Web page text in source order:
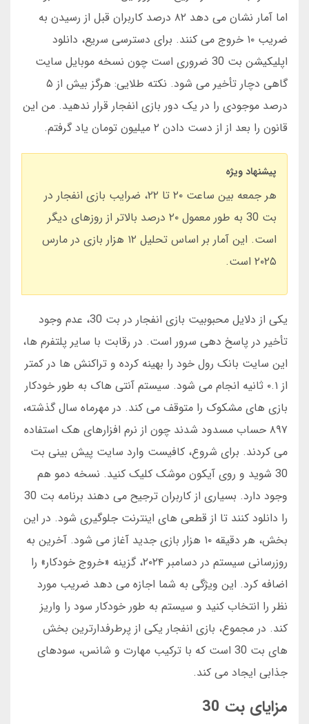
اما آمار نشان می دهد ۸۲ درصد کاربران قبل از رسیدن به
ضریب ۱۰ خروج می کنند. برای دسترسی سریع، دانلود
اپلیکیشن بت 30 ضروری است چون نسخه موبایل سایت
گاهی دچار تأخیر می شود. نکته طلایی: هرگز بیش از ۵
درصد موجودی را در یک دور بازی انفجار قرار ندهید. من این
قانون را بعد از از دست دادن ۲ میلیون تومان یاد گرفتم.
پیشنهاد ویژه
هر جمعه بین ساعت ۲۰ تا ۲۲، ضرایب بازی انفجار در
بت 30 به طور معمول ۲۰ درصد بالاتر از روزهای دیگر
است. این آمار بر اساس تحلیل ۱۲ هزار بازی در مارس
۲۰۲۵ است.
یکی از دلایل محبوبیت بازی انفجار در بت 30، عدم وجود
تأخیر در پاسخ دهی سرور است. در رقابت با سایر پلتفرم ها،
این سایت بانک رول خود را بهینه کرده و تراکنش ها در کمتر
از ۰.۱ ثانیه انجام می شود. سیستم آنتی هاک به طور خودکار
بازی های مشکوک را متوقف می کند. در مهرماه سال گذشته،
۸۹۷ حساب مسدود شدند چون از نرم افزارهای هک استفاده
می کردند. برای شروع، کافیست وارد سایت پیش بینی بت
30 شوید و روی آیکون موشک کلیک کنید. نسخه دمو هم
وجود دارد. بسیاری از کاربران ترجیح می دهند برنامه بت 30
را دانلود کنند تا از قطعی های اینترنت جلوگیری شود. در این
بخش، هر دقیقه ۱۰ هزار بازی جدید آغاز می شود. آخرین به
روزرسانی سیستم در دسامبر ۲۰۲۴، گزینه «خروج خودکار» را
اضافه کرد. این ویژگی به شما اجازه می دهد ضریب مورد
نظر را انتخاب کنید و سیستم به طور خودکار سود را واریز
کند. در مجموع، بازی انفجار یکی از پرطرفدارترین بخش
های بت 30 است که با ترکیب مهارت و شانس، سودهای
جذابی ایجاد می کند.
مزایای بت 30